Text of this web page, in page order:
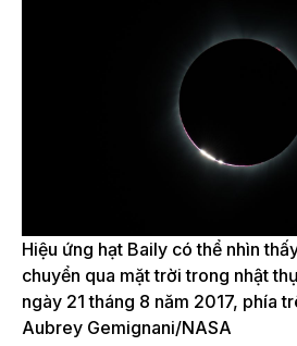
Hiệu ứng hạt Baily có thể nhìn
chuyển qua mặt trời trong nhật
ngày 21 tháng 8 năm 2017, phía
Aubrey Gemignani/NASA